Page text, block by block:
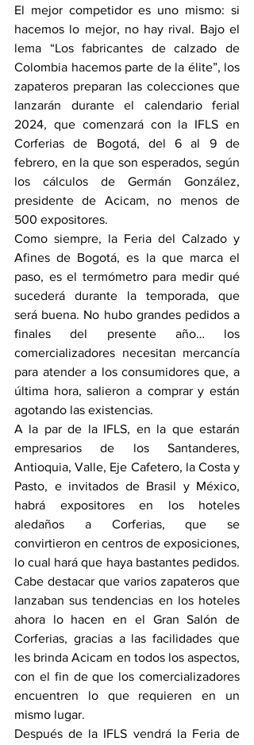
El mejor competidor es uno mismo: si
hacemos lo mejor, no hay rival. Bajo el
lema “Los fabricantes de calzado de
Colombia hacemos parte de la élite”, los
zapateros preparan las colecciones que
lanzarán durante el calendario ferial
2024, que comenzará con la IFLS en
Corferias de Bogotá, del 6 al 9 de
febrero, en la que son esperados, según
los cálculos de Germán González,
presidente de Acicam, no menos de
500 expositores.
Como siempre, la Feria del Calzado y
Afines de Bogotá, es la que marca el
paso, es el termómetro para medir qué
sucederá durante la temporada, que
será buena. No hubo grandes pedidos a
finales del presente año… los
comercializadores necesitan mercancía
para atender a los consumidores que, a
última hora, salieron a comprar y están
agotando las existencias.
A la par de la IFLS, en la que estarán
empresarios de los Santanderes,
Antioquia, Valle, Eje Cafetero, la Costa y
Pasto, e invitados de Brasil y México,
habrá expositores en los hoteles
aledaños a Corferias, que se
convirtieron en centros de exposiciones,
lo cual hará que haya bastantes pedidos.
Cabe destacar que varios zapateros que
lanzaban sus tendencias en los hoteles
ahora lo hacen en el Gran Salón de
Corferias, gracias a las facilidades que
les brinda Acicam en todos los aspectos,
con el fin de que los comercializadores
encuentren lo que requieren en un
mismo lugar.
Después de la IFLS vendrá la Feria de